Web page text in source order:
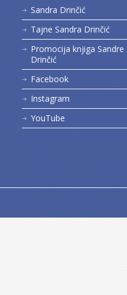
Sandra Drinčić
Tajne Sandra Drinčić
Promocija knjiga Sandre
Drinčić
Facebook
Instagram
YouTube